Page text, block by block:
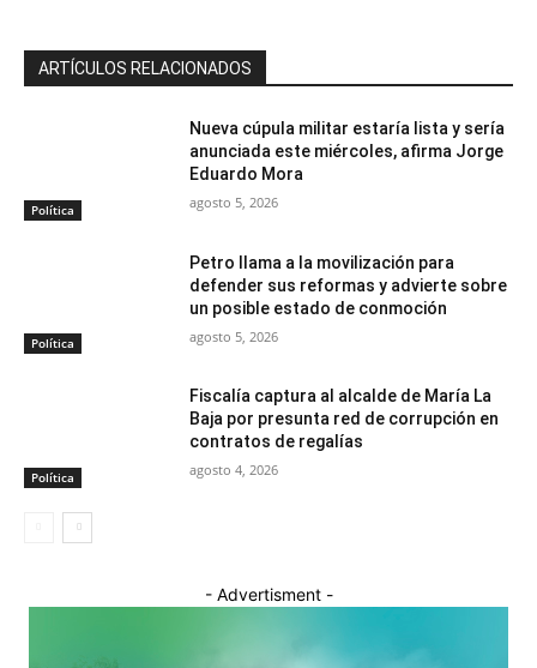
ARTÍCULOS RELACIONADOS
Política
Nueva cúpula militar estaría lista y sería
anunciada este miércoles, afirma Jorge
Eduardo Mora
agosto 5, 2026
Política
Petro llama a la movilización para
defender sus reformas y advierte sobre
un posible estado de conmoción
agosto 5, 2026
Política
Fiscalía captura al alcalde de María La
Baja por presunta red de corrupción en
contratos de regalías
agosto 4, 2026
- Advertisment -